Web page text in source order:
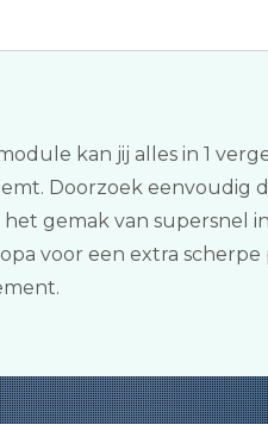
kan jij alles in 1
Doorzoek eenvoudig
gemak van supersnel
voor een extra scherpe